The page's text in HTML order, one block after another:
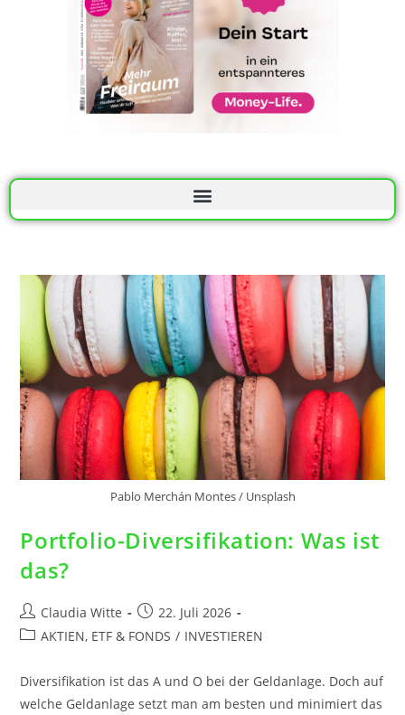
Pablo Merchán Montes / Unsplash
Portfolio-Diversifikation: Was ist
das?
Claudia Witte
22. Juli 2026
AKTIEN, ETF & FONDS / INVESTIEREN
Diversifikation ist das A und O bei der Geldanlage. Doch auf
welche Geldanlage setzt man am besten und minimiert das